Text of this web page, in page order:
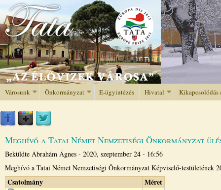
Jump to navigation
Városunk Önkormányzat E-ügyintézés Hivatal Kikapcsolódás
Meghívó a Tatai Német Nemzetiségi Önkormányzat
Beküldte Ábrahám Ágnes - 2020, szeptember 24 - 16:56
Meghívó a Tatai Német Nemzetiségi Önkormányzat Képviselő-testületének
Csatolmány Méret